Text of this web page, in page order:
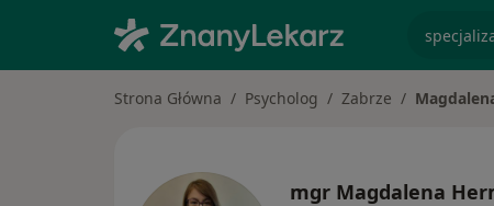
Strona Główna Psycholog Zabrze
mgr Magdalena